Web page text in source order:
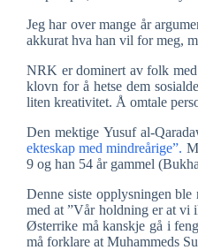
Jeg har over mange år
akkurat hva han vil for meg,
NRK er dominert av folk
klovn for å hetse dem
liten kreativitet. Å omtale
Den mektige Yusuf al-
ekteskap med mindreårige”.
9 og han 54 år gammel
Denne siste opplysningen
med at ”Vår holdning er at vi
Østerrike må kanskje gå i
må forklare at Muhammeds